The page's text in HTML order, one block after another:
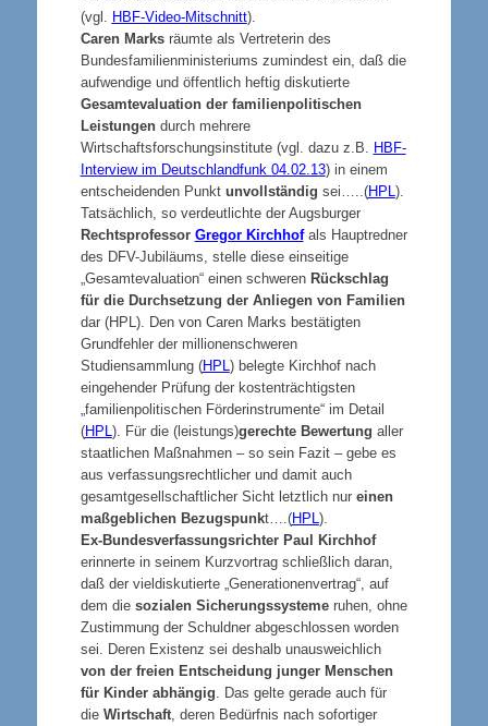
(vgl. HBF-Video-Mitschnitt).
Caren Marksräumte als Vertreterin des
Bundesfamilienministeriums zumindest ein, daß die
aufwendige und öffentlich heftig diskutierte
Gesamtevaluation der familienpolitischen
Leistungendurch mehrere
Wirtschaftsforschungsinstitute (vgl. dazu z.B. HBF-
Interview im Deutschlandfunk 04.02.13) in einem
entscheidenden Punkt unvollständig sei…..(HPL ).
Tatsächlich, so verdeutlichte der Augsburger
Rechtsprofessor Gregor Kirchhofals Hauptredner
des DFV-Jubiläums, stelle diese einseitige
„Gesamtevaluation“ einen schweren Rückschlag
für die Durchsetzung der Anliegen von Familien
dar (HPL). Den von Caren Marks bestätigten
Grundfehler der millionenschweren
Studiensammlung (HPL ) belegte Kirchhof nach
eingehender Prüfung der kostenträchtigsten
„familienpolitischen Förderinstrumente“ im Detail
(HPL ). Für die (leistungs)gerechte Bewertung aller
staatlichen Maßnahmen – so sein Fazit – gebe es
aus verfassungsrechtlicher und damit auch
gesamtgesellschaftlicher Sicht letztlich nur einen
maßgeblichen Bezugspunkt….(HPL ).
Ex-Bundesverfassungsrichter Paul Kirchhof
erinnerte in seinem Kurzvortrag schließlich daran,
daß der vieldiskutierte „Generationenvertrag“, auf
dem die sozialen Sicherungssystemeruhen, ohne
Zustimmung der Schuldner abgeschlossen worden
sei. Deren Existenz sei deshalb unausweichlich
von der freien Entscheidung junger Menschen
für Kinder abhängig . Das gelte gerade auch für
die Wirtschaft, deren Bedürfnis nach sofortiger